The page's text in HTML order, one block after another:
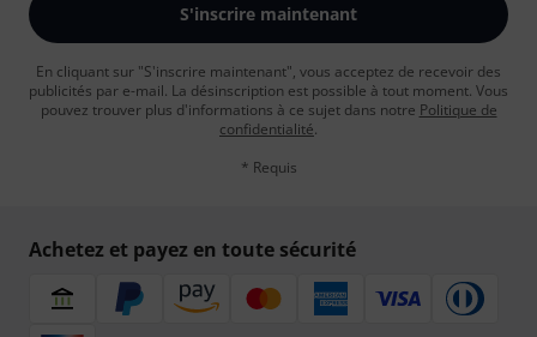
S'inscrire maintenant
En cliquant sur "S'inscrire maintenant", vous acceptez de recevoir des
publicités par e-mail. La désinscription est possible à tout moment. Vous
pouvez trouver plus d'informations à ce sujet dans notre Politique de
confidentialité.
* Requis
Achetez et payez en toute sécurité